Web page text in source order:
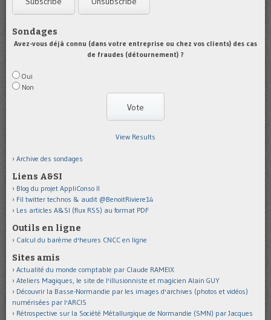
Sondages
Avez-vous déjà connu (dans votre entreprise ou chez vos clients) des cas
de fraudes (détournement) ?
Oui
Non
View Results
Archive des sondages
Liens A&SI
Blog du projet AppliConso II
Fil twitter technos & audit @BenoitRiviere14
Les articles A&SI (flux RSS) au format PDF
Outils en ligne
Calcul du barème d'heures CNCC en ligne
Sites amis
Actualité du monde comptable par Claude RAMEIX
Ateliers Magiques, le site de l'illusionniste et magicien Alain GUY
Découvrir la Basse-Normandie par les images d'archives (photos et vidéos)
numérisées par l'ARCIS
Rétrospective sur la Société Métallurgique de Normandie (SMN) par Jacques